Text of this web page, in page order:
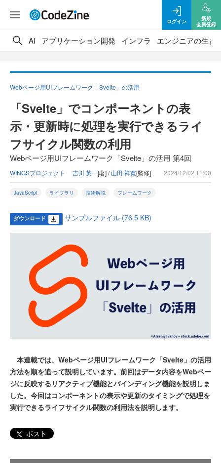
ログイン
新規
会員登録
AI アプリケーション開発 インフラ エンジニアの生き
Webページ用UIフレームワーク「Svelte」の活用
「Svelte」でコンポーネントの表
示・更新時に処理を実行できるライ
フサイクル関数の利用
Webページ用UIフレームワーク「Svelte」の活用 第4回
WINGSプロジェクト 吉川 英一[著] /山田 祥寛[監修] 2024/12/02 11:00
JavaScript ライブラリ 技術解説 フレームワーク
ダウンロード サンプルファイル (76.5 KB)
本連載では、Webページ用UIフレームワーク「Svelte」の活用
方法を順を追って説明しています。前回はデータ内容をWebペー
ジに反映するリアクティブ機能とバインディング機能を説明しま
した。今回はコンポーネントの表示や更新のタイミングで処理を
実行できるライフサイクル関数の利用法を説明します。
ポスト